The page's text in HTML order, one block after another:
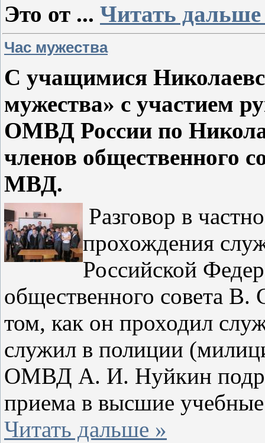
Это от ... Читать дальше
Час мужества
С учащимися
мужества» с участием
ОМВД России по
членов общественного
МВД.
Разговор в
прохождения
Российской
общественного совета В.
том, как он проходил
служил в полиции
ОМВД А. И. Нуйкин
приема в высшие
Читать дальше »